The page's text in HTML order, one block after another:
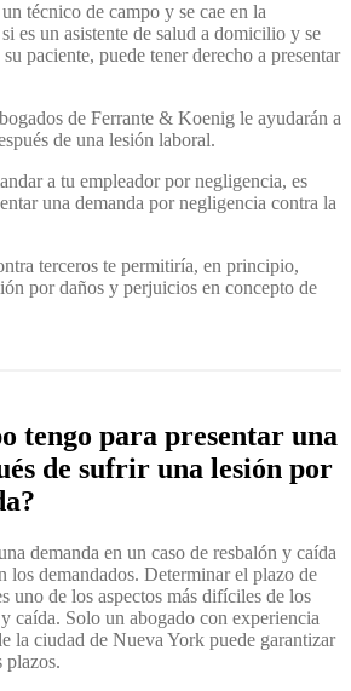
técnico de campo y se cae en la
es un asistente de salud a domicilio y se
paciente, puede tener derecho a presentar
de Ferrante & Koenig le ayudarán a
de una lesión laboral.
a tu empleador por negligencia, es
una demanda por negligencia contra la
terceros te permitiría, en principio,
por daños y perjuicios en concepto de
tengo para presentar una
de sufrir una lesión por
demanda en un caso de resbalón y caída
los demandados. Determinar el plazo de
uno de los aspectos más difíciles de los
caída. Solo un abogado con experiencia
la ciudad de Nueva York puede garantizar
plazos.